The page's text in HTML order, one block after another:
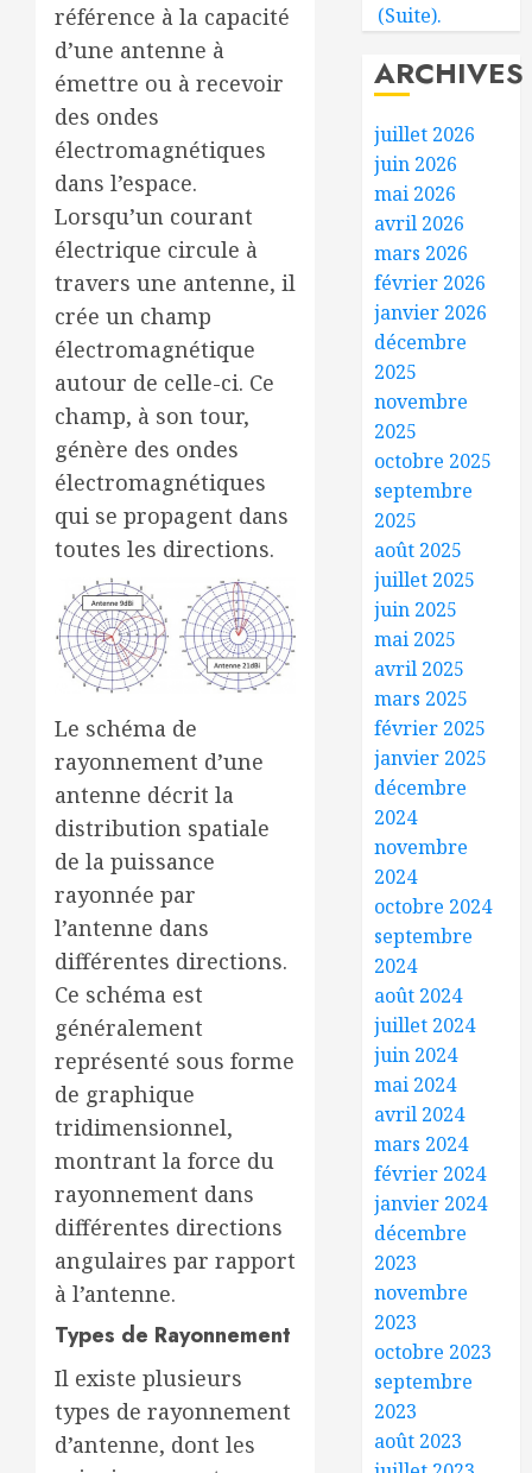
référence à la capacité
d’une antenne à
émettre ou à recevoir
des ondes
électromagnétiques
dans l’espace.
Lorsqu’un courant
électrique circule à
travers une antenne, il
crée un champ
électromagnétique
autour de celle-ci. Ce
champ, à son tour,
génère des ondes
électromagnétiques
qui se propagent dans
toutes les directions.
Le schéma de
rayonnement d’une
antenne décrit la
distribution spatiale
de la puissance
rayonnée par
l’antenne dans
différentes directions.
Ce schéma est
généralement
représenté sous forme
de graphique
tridimensionnel,
montrant la force du
rayonnement dans
différentes directions
angulaires par rapport
à l’antenne.
Types de Rayonnement
Il existe plusieurs
types de rayonnement
d’antenne, dont les
(Suite).
ARCHIVES
juillet 2026
juin 2026
mai 2026
avril 2026
mars 2026
février 2026
janvier 2026
décembre
2025
novembre
2025
octobre 2025
septembre
2025
août 2025
juillet 2025
juin 2025
mai 2025
avril 2025
mars 2025
février 2025
janvier 2025
décembre
2024
novembre
2024
octobre 2024
septembre
2024
août 2024
juillet 2024
juin 2024
mai 2024
avril 2024
mars 2024
février 2024
janvier 2024
décembre
2023
novembre
2023
octobre 2023
septembre
2023
août 2023